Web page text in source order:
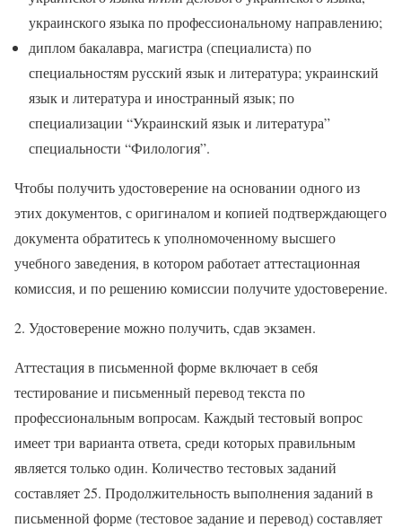
украинского языка по профессиональному направлению;
диплом бакалавра, магистра (специалиста) по
специальностям русский язык и литература; украинский
язык и литература и иностранный язык; по
специализации “Украинский язык и литература”
специальности “Филология”.
Чтобы получить удостоверение на основании одного из
этих документов, с оригиналом и копией подтверждающего
документа обратитесь к уполномоченному высшего
учебного заведения, в котором работает аттестационная
комиссия, и по решению комиссии получите удостоверение.
2. Удостоверение можно получить, сдав экзамен.
Аттестация в письменной форме включает в себя
тестирование и письменный перевод текста по
профессиональным вопросам. Каждый тестовый вопрос
имеет три варианта ответа, среди которых правильным
является только один. Количество тестовых заданий
составляет 25. Продолжительность выполнения заданий в
письменной форме (тестовое задание и перевод) составляет